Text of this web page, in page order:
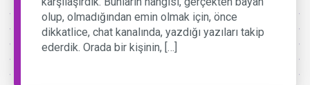
olup, olmadığından emin olmak için, önce
dikkatlice, chat kanalında, yazdığı yazıları takip
ederdik. Orada bir kişinin, […]